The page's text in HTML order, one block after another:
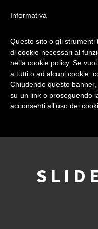
Informativa
Questo sito o gli
di cookie necessari al
nella cookie policy. Se
a tutti o ad alcuni cookie,
Chiudendo questo
su un link o proseguendo
acconsenti all’uso dei